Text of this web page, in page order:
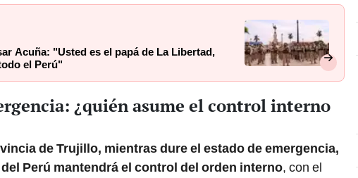
Acuña: "Usted es el papá de La Libertad,
el Perú"
¿quién asume el control interno
de Trujillo, mientras dure el estado de emergencia,
Perú mantendrá el control del orden interno, con el